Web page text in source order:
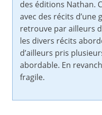
des éditions Nathan.
avec des récits
retrouve par ailleurs
les divers récits
d’ailleurs pris
abordable. En
fragile.